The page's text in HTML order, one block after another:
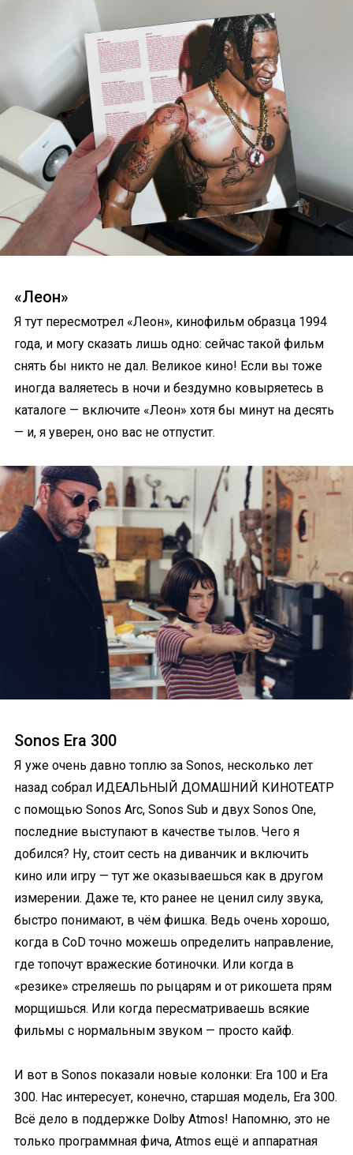
«Леон»
Я тут пересмотрел «Леон», кинофильм образца 1994
года, и могу сказать лишь одно: сейчас такой фильм
снять бы никто не дал. Великое кино! Если вы тоже
иногда валяетесь в ночи и бездумно ковыряетесь в
каталоге — включите «Леон» хотя бы минут на десять
— и, я уверен, оно вас не отпустит.
Sonos Era 300
Я уже очень давно топлю за Sonos, несколько лет
назад собрал ИДЕАЛЬНЫЙ ДОМАШНИЙ КИНОТЕАТР
с помощью Sonos Arc, Sonos Sub и двух Sonos One,
последние выступают в качестве тылов. Чего я
добился? Ну, стоит сесть на диванчик и включить
кино или игру — тут же оказываешься как в другом
измерении. Даже те, кто ранее не ценил силу звука,
быстро понимают, в чём фишка. Ведь очень хорошо,
когда в CoD точно можешь определить направление,
где топочут вражеские ботиночки. Или когда в
«резике» стреляешь по рыцарям и от рикошета прям
морщишься. Или когда пересматриваешь всякие
фильмы с нормальным звуком — просто кайф.
И вот в Sonos показали новые колонки: Era 100 и Era
300. Нас интересует, конечно, старшая модель, Era 300.
Всё дело в поддержке Dolby Atmos! Напомню, это не
только программная фича, Atmos ещё и аппаратная